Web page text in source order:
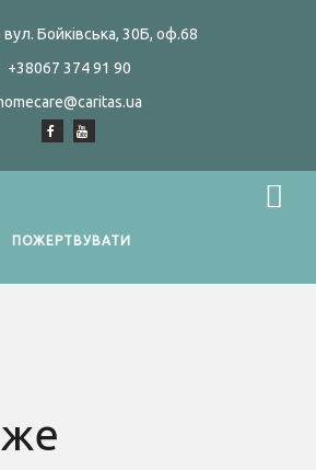
вул. Бойківська, 30Б, оф.68
+38067 374 91 90
ПОЖЕРТВУВАТИ